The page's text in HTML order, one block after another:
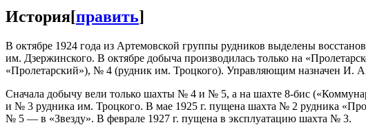
История[править]
В октябре 1924 года из Артемовской группы рудников выделены
им. Дзержинского. В октябре добыча производилась только на
«Пролетарский»), № 4 (рудник им. Троцкого). Управляющим назначен И.
Сначала добычу вели только шахты № 4 и № 5, а на шахте 8-бис
и № 3 рудника им. Троцкого. В мае 1925 г. пущена шахта № 2 рудника
№ 5 — в «Звезду». В феврале 1927 г. пущена в эксплуатацию шахта № 3.